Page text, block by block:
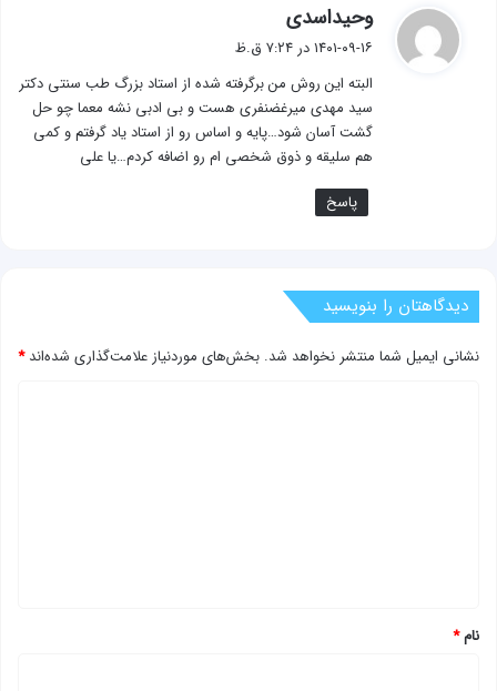
وحیداسدی
ف
:
۱۴۰۱-۰۹-۱۶ در ۷:۲۴ ق.ظ
البته این روش من برگرفته شده از استاد بزرگ طب سنتی دکتر
سید مهدی میرغضنفری هست و بی ادبی نشه معما چو حل
گشت آسان شود…پایه و اساس رو از استاد یاد گرفتم و کمی
هم سلیقه و ذوق شخصی ام رو اضافه کردم…یا علی
پاسخ
دیدگاهتان را بنویسید
نشانی ایمیل شما منتشر نخواهد شد. بخش‌های موردنیاز علامت‌گذاری شده‌اند*
نام*